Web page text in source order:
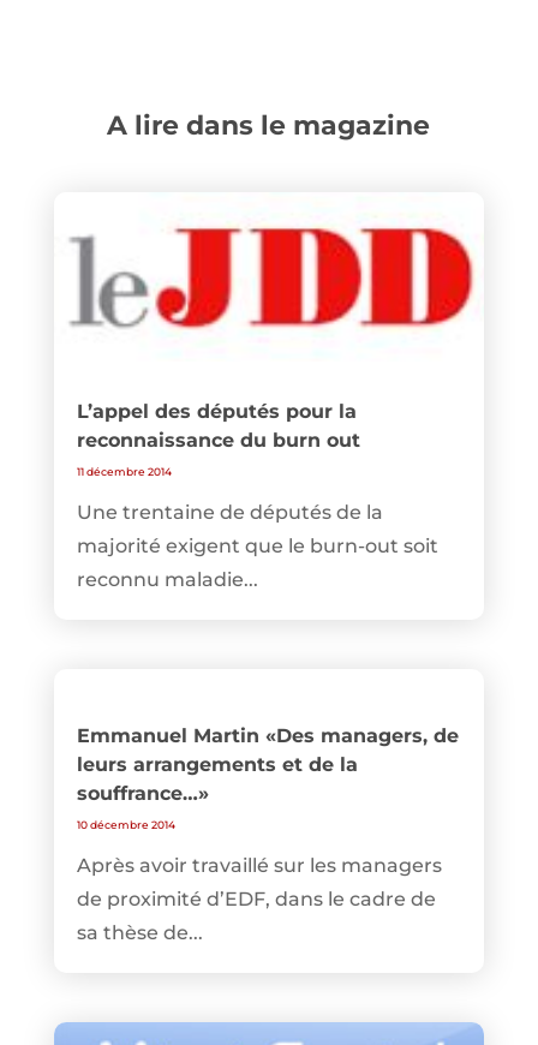
A lire dans le magazine
L’appel des députés pour la
reconnaissance du burn out
11 décembre 2014
Une trentaine de députés de la
majorité exigent que le burn-out soit
reconnu maladie...
Emmanuel Martin «Des managers, de
leurs arrangements et de la
souffrance…»
10 décembre 2014
Après avoir travaillé sur les managers
de proximité d’EDF, dans le cadre de
sa thèse de...